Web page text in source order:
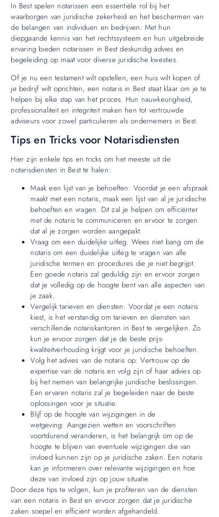
In Best spelen notarissen een essentiële rol bij het
waarborgen van juridische zekerheid en het beschermen van
de belangen van individuen en bedrijven. Met hun
diepgaande kennis van het rechtssysteem en hun uitgebreide
ervaring bieden notarissen in Best deskundig advies en
begeleiding op maat voor diverse juridische kwesties.
Of je nu een testament wilt opstellen, een huis wilt kopen of
je bedrijf wilt oprichten, een notaris in Best staat klaar om je te
helpen bij elke stap van het proces. Hun nauwkeurigheid,
professionaliteit en integriteit maken hen tot vertrouwde
adviseurs voor zowel particulieren als ondernemers in Best.
Tips en Tricks voor Notarisdiensten
Hier zijn enkele tips en tricks om het meeste uit de
notarisdiensten in Best te halen:
Maak een lijst van je behoeften: Voordat je een afspraak
maakt met een notaris, maak een lijst van al je juridische
behoeften en vragen. Dit zal je helpen om efficiënter
met de notaris te communiceren en ervoor te zorgen
dat al je zorgen worden aangepakt.
Vraag om een duidelijke uitleg: Wees niet bang om de
notaris om een duidelijke uitleg te vragen van alle
juridische termen en procedures die je niet begrijpt.
Een goede notaris zal geduldig zijn en ervoor zorgen
dat je volledig op de hoogte bent van alle aspecten van
je zaak.
Vergelijk tarieven en diensten: Voordat je een notaris
kiest, is het verstandig om tarieven en diensten van
verschillende notariskantoren in Best te vergelijken. Zo
kun je ervoor zorgen dat je de beste prijs-
kwaliteitverhouding krijgt voor je juridische behoeften.
Volg het advies van de notaris op: Vertrouw op de
expertise van de notaris en volg zijn of haar advies op
bij het nemen van belangrijke juridische beslissingen.
Een ervaren notaris zal je begeleiden naar de beste
oplossingen voor je situatie.
Blijf op de hoogte van wijzigingen in de
wetgeving: Aangezien wetten en voorschriften
voortdurend veranderen, is het belangrijk om op de
hoogte te blijven van eventuele wijzigingen die van
invloed kunnen zijn op je juridische zaken. Een notaris
kan je informeren over relevante wijzigingen en hoe
deze van invloed zijn op jouw situatie.
Door deze tips te volgen, kun je profiteren van de diensten
van een notaris in Best en ervoor zorgen dat je juridische
zaken soepel en efficiënt worden afgehandeld.